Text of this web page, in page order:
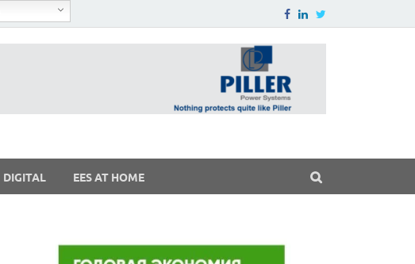
DIGITAL EES AT HOME